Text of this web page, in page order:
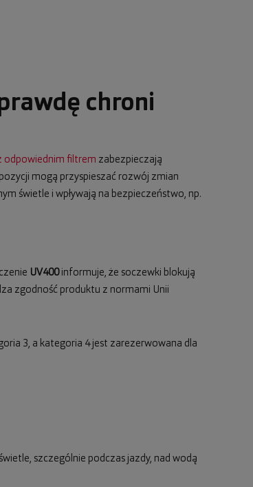
chroni
odpowiednim filtrem zabezpieczają
mogą przyspieszać rozwój zmian
świetle i wpływają na bezpieczeństwo, np.
UV400informuje, że soczewki blokują
zgodność produktu z normami Unii
3, a kategoria 4 jest zarezerwowana dla
szczególnie podczas jazdy, nad wodą